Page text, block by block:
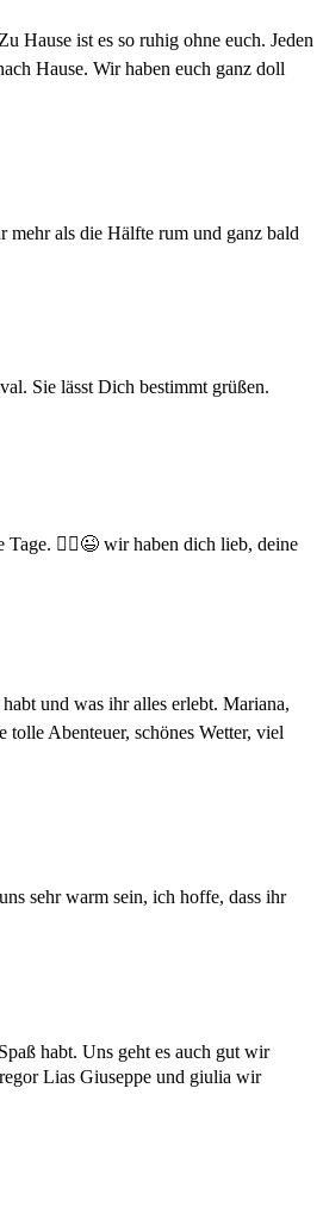
Hause ist es so ruhig ohne euch. Jeden
Hause. Wir haben euch ganz doll
als die Hälfte rum und ganz bald
Sie lässt Dich bestimmt grüßen.
Tage. 👯‍♀️😉 wir haben dich lieb, deine
und was ihr alles erlebt. Mariana,
Abenteuer, schönes Wetter, viel
sehr warm sein, ich hoffe, dass ihr
habt. Uns geht es auch gut wir
Lias Giuseppe und giulia wir